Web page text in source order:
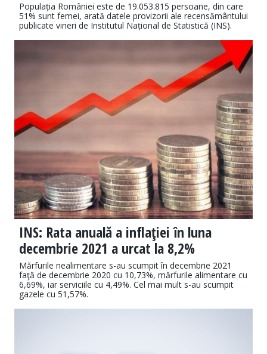
Populația României este de 19.053.815 persoane, din care
51% sunt femei, arată datele provizorii ale recensământului
publicate vineri de Institutul Național de Statistică (INS).
INS: Rata anuală a inflaţiei în luna
decembrie 2021 a urcat la 8,2%
Mărfurile nealimentare s-au scumpit în decembrie 2021
faţă de decembrie 2020 cu 10,73%, mărfurile alimentare cu
6,69%, iar serviciile cu 4,49%. Cel mai mult s-au scumpit
gazele cu 51,57%.